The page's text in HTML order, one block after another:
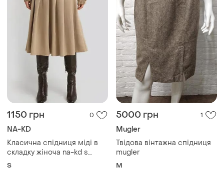
1150 грн 0
NA-KD
Класична спідниця міді в
складку жіноча na-kd s
бежева однотонна
S
5000 грн 1
Mugler
Твідова вінтажна спідниця
mugler
M